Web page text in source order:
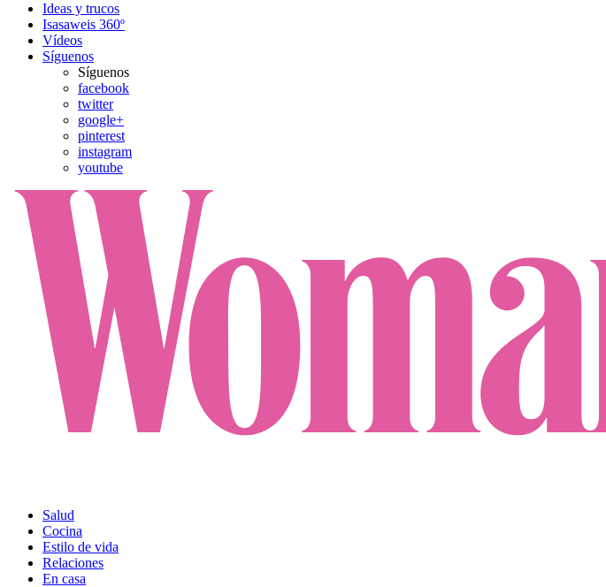
Ideas y trucos
Isasaweis 360º
Vídeos
Síguenos
Síguenos
facebook
twitter
google+
pinterest
instagram
youtube
Salud
Cocina
Estilo de vida
Relaciones
En casa